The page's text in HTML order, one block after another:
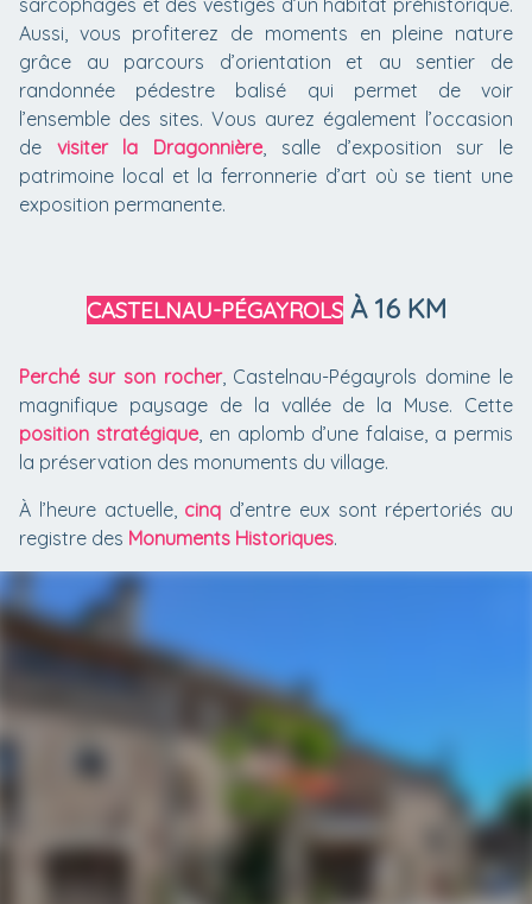
sarcophages et des vestiges d’un habitat préhistorique.
Aussi, vous profiterez de moments en pleine nature
grâce au parcours d’orientation et au sentier de
randonnée pédestre balisé qui permet de voir
l’ensemble des sites. Vous aurez également l’occasion
de visiter la Dragonnière, salle d’exposition sur le
patrimoine local et la ferronnerie d’art où se tient une
exposition permanente.
CASTELNAU-PÉGAYROLSÀ 16 KM
Perché sur son rocher, Castelnau-Pégayrols domine le
magnifique paysage de la vallée de la Muse. Cette
position stratégique, en aplomb d’une falaise, a permis
la préservation des monuments du village.
À l’heure actuelle, cinq d’entre eux sont répertoriés au
registre des Monuments Historiques.